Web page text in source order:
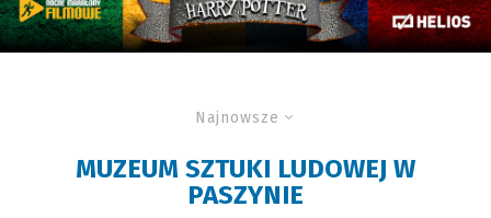
Najnowsze
MUZEUM SZTUKI LUDOWEJ W
PASZYNIE